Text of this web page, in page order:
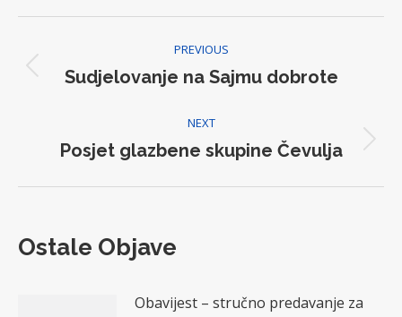
Facebook
navigation
PREVIOUS
Previous
Sudjelovanje na Sajmu dobrote
NEXT
Next
Posjet glazbene skupine Čevulja
Ostale Objave
Obavijest – stručno predavanje za